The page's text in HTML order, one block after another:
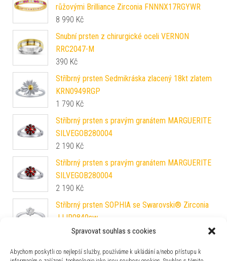
Spravovat souhlas s cookies
Abychom poskytli co nejlepší služby, používáme k ukládání a/nebo přístupu k
růžovými Brilliance Zirconia FNNNX17RGYWR
8 990 Kč
Snubní prsten z chirurgické oceli VERNON
RRC2047-M
390 Kč
Stříbrný prsten Sedmikráska zlacený 18kt zlatem
KRN0949RGP
1 790 Kč
Stříbrný prsten s pravým granátem MARGUERITE
SILVEGOB280004
2 190 Kč
Stříbrný prsten s pravým granátem MARGUERITE
SILVEGOB280004
2 190 Kč
Stříbrný prsten SOPHIA se Swarovski® Zirconia
JJJR0849sw
1 990Kč
Snubní prsten FLERS z chirurgické oceli RRC0365